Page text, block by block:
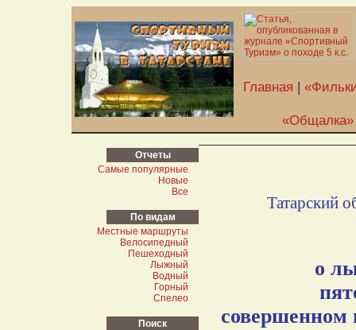
Главная |
«Общалка»
Отчеты
Самые популярные
Новые
Все
По видам
Местные маршруты
Велосипедный
Пешеходный
Лыжный
Водный
Горный
Спелео
Поиск
Татарский
о
совершенном